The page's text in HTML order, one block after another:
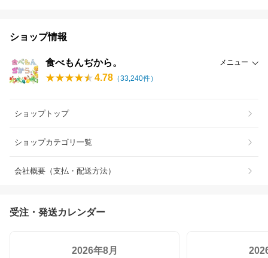
ショップ情報
食べもんぢから。 メニュー
4.78 （33,240件）
ショップトップ
ショップカテゴリ一覧
会社概要（支払・配送方法）
受注・発送カレンダー
2026年8月